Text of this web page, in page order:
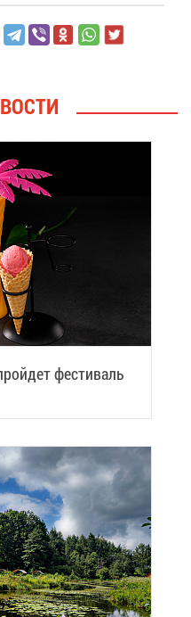
фе­сти­валь